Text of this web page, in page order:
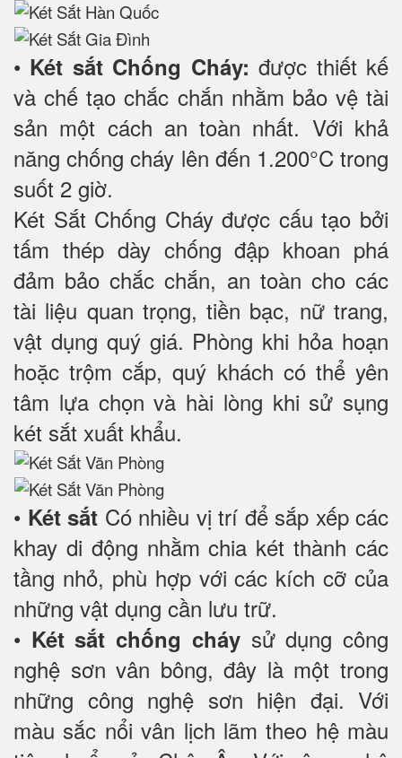
• Két sắt Chống Cháy: được thiết kế
và chế tạo chắc chắn nhằm bảo vệ tài
sản một cách an toàn nhất. Với khả
năng chống cháy lên đến 1.200°C trong
suốt 2 giờ.
Két Sắt Chống Cháy được cấu tạo bởi
tấm thép dày chống đập khoan phá
đảm bảo chắc chắn, an toàn cho các
tài liệu quan trọng, tiền bạc, nữ trang,
vật dụng quý giá. Phòng khi hỏa hoạn
hoặc trộm cắp, quý khách có thể yên
tâm lựa chọn và hài lòng khi sử sụng
két sắt xuất khẩu.
• Két sắt Có nhiều vị trí để sắp xếp các
khay di động nhằm chia két thành các
tầng nhỏ, phù hợp với các kích cỡ của
những vật dụng cần lưu trữ.
• Két sắt chống cháysử dụng công
nghệ sơn vân bông, đây là một trong
những công nghệ sơn hiện đại. Với
màu sắc nổi vân lịch lãm theo hệ màu